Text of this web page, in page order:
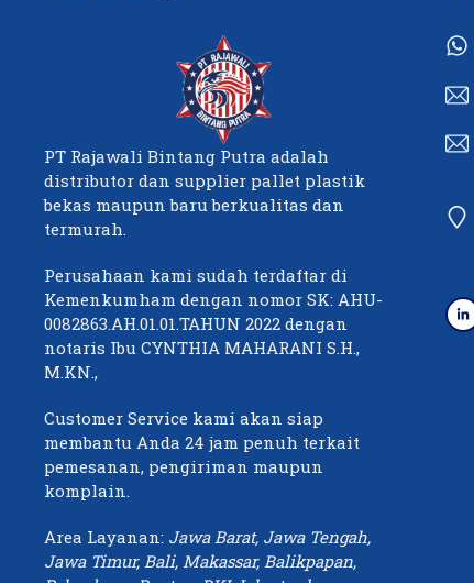
PT Rajawali Bintang Putra adalah
distributor dan supplier pallet plastik
bekas maupun baru berkualitas dan
termurah.
Perusahaan kami sudah terdaftar di
Kemenkumham dengan nomor SK: AHU-
0082863.AH.01.01.TAHUN 2022 dengan
notaris Ibu CYNTHIA MAHARANI S.H.,
M.KN.,
Customer Service kami akan siap
membantu Anda 24 jam penuh terkait
pemesanan, pengiriman maupun
komplain.
Area Layanan: Jawa Barat, Jawa Tengah,
Jawa Timur, Bali, Makassar, Balikpapan,